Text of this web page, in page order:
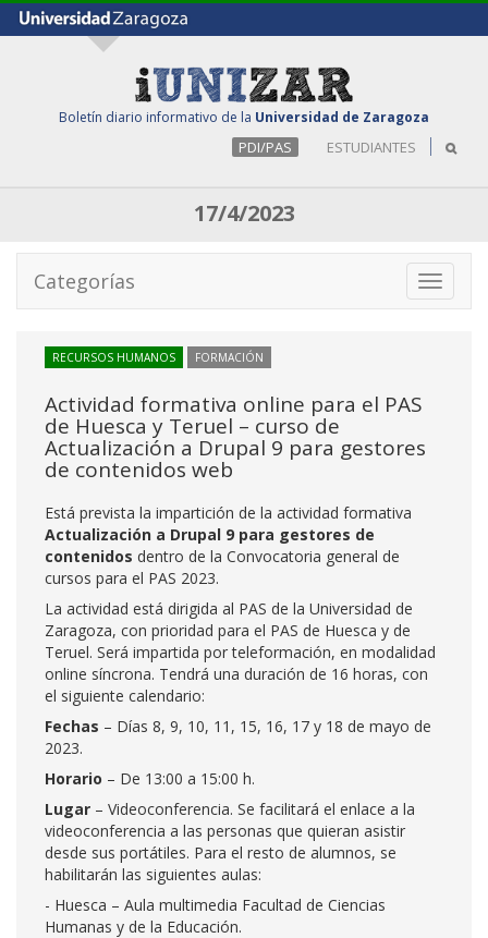
Boletín diario informativo de la Universidad de Zaragoza
PDI/PAS ESTUDIANTES
17/4/2023
Toggle
Categorías
RECURSOS HUMANOS FORMACIÓN
Actividad formativa online para el PAS
de Huesca y Teruel – curso de
Actualización a Drupal 9 para gestores
de contenidos web
Está prevista la impartición de la actividad formativa
Actualización a Drupal 9 para gestores de
contenidos dentro de la Convocatoria general de
cursos para el PAS 2023.
La actividad está dirigida al PAS de la Universidad de
Zaragoza, con prioridad para el PAS de Huesca y de
Teruel. Será impartida por teleformación, en modalidad
online síncrona. Tendrá una duración de 16 horas, con
el siguiente calendario:
Fechas – Días 8, 9, 10, 11, 15, 16, 17 y 18 de mayo de
2023.
Horario – De 13:00 a 15:00 h.
Lugar – Videoconferencia. Se facilitará el enlace a la
videoconferencia a las personas que quieran asistir
desde sus portátiles. Para el resto de alumnos, se
habilitarán las siguientes aulas:
- Huesca – Aula multimedia Facultad de Ciencias
Humanas y de la Educación.